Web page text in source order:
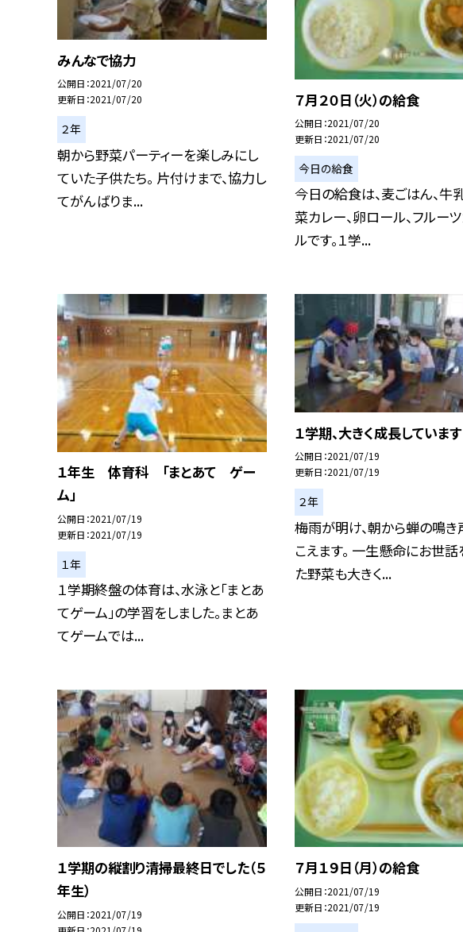
みんなで協力
公開日 2021/07/20
更新日 2021/07/20
２年
朝から野菜パーティーを楽しみにし
ていた子供たち。 片付けまで、協力し
てがんばりま...
７月２０日（火）の給食
公開日 2021/07/20
更新日 2021/07/20
今日の給食
今日の給食は、麦ごはん、牛
菜カレー、卵ロール、フルー
ルです。１学...
１年生 体育科 「まとあて ゲー
ム」
公開日 2021/07/19
更新日 2021/07/19
１年
１学期終盤の体育は、水泳と「まとあ
てゲーム」の学習をしました。まとあ
てゲームでは...
１学期、大きく成長しています
公開日 2021/07/19
更新日 2021/07/19
２年
梅雨が明け、朝から蝉の鳴
こえます。 一生懸命にお世
た野菜も大きく...
１学期の縦割り清掃最終日でした（５
年生）
公開日 2021/07/19
７月１９日（月）の給食
公開日 2021/07/19
更新日 2021/07/19